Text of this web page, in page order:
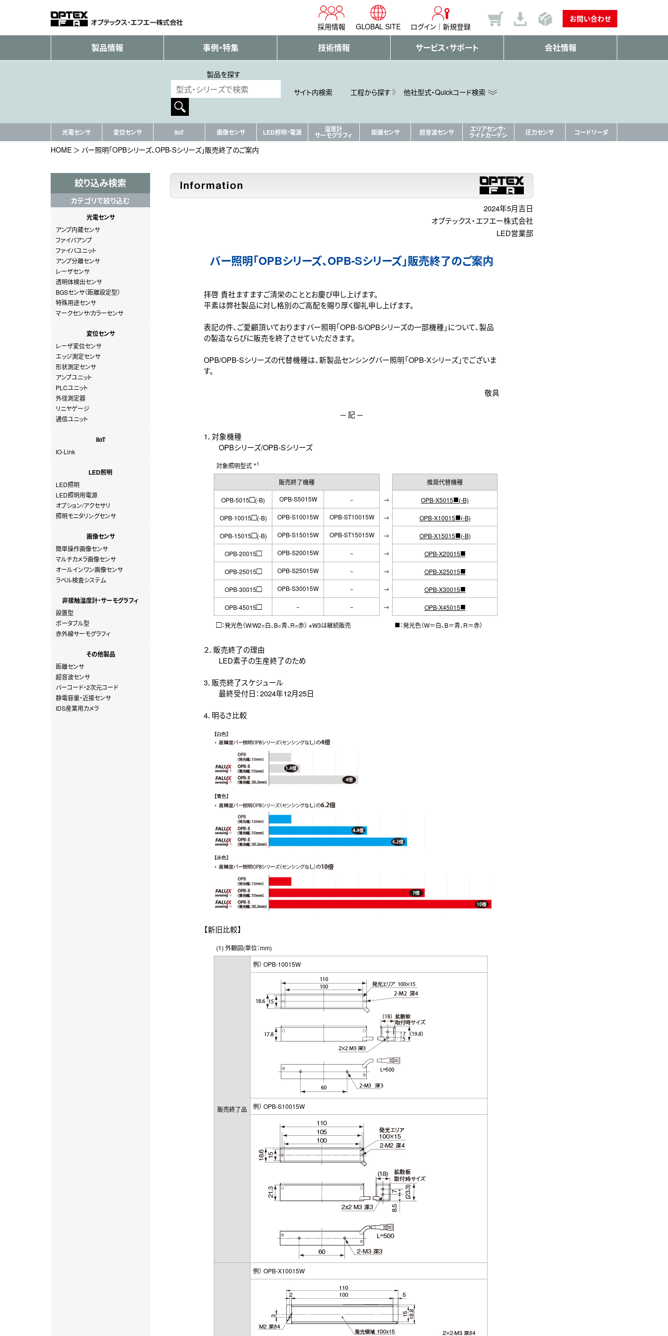
採用情報 GLOBAL SITE ログイン 新規登録
お問い合わせ
製品情報 事例・特集 技術情報 サービス・サポート 会社情報
製品を探す
サイト内検索
工程から探す 他社型式・Quickコード検索
光電センサ 変位センサ IIoT 画像センサ LED照明・電源 温度計
サーモグラフィ 距離センサ 超音波センサ エリアセンサ・
ライトカーテン 圧力センサ コードリーダ
HOME バー照明「OPBシリーズ、OPB-Sシリーズ」販売終了のご案内
絞り込み検索
カテゴリで絞り込む
光電センサ
アンプ内蔵センサ
ファイバアンプ
ファイバユニット
アンプ分離センサ
レーザセンサ
透明体検出センサ
BGSセンサ（距離設定型）
特殊用途センサ
マークセンサ/カラーセンサ
変位センサ
レーザ変位センサ
エッジ測定センサ
形状測定センサ
アンプユニット
PLCユニット
外径測定器
リニヤゲージ
通信ユニット
IIoT
IO-Link
LED照明
LED照明
LED照明用電源
オプション/アクセサリ
照明モニタリングセンサ
画像センサ
簡単操作画像センサ
マルチカメラ画像センサ
オールインワン画像センサ
ラベル検査システム
非接触温度計・サーモグラフィ
設置型
ポータブル型
赤外線サーモグラフィ
その他製品
距離センサ
超音波センサ
バーコード・2次元コード
静電容量・近接センサ
IDS産業用カメラ
2024年5月吉日
オプテックス・エフエー株式会社
LED営業部
バー照明「OPBシリーズ、OPB-Sシリーズ」販売終了のご案内
拝啓 貴社ますますご清栄のこととお慶び申し上げます。
平素は弊社製品に対し格別のご高配を賜り厚く御礼申し上げます。
表記の件、ご愛顧頂いておりますバー照明「OPB-S/OPBシリーズの一部機種」について、製品
の製造ならびに販売を終了させていただきます。
OPB/OPB-Sシリーズの代替機種は、新製品センシングバー照明「OPB-Xシリーズ」でございま
す。
敬具
─ 記 ─
1．対象機種
OPBシリーズ/OPB-Sシリーズ
対象照明型式 ※1
販売終了機種 推奨代替機種
OPB-5015□(-B) OPB-S5015W − → OPB-X5015■(-B)
OPB-10015□(-B) OPB-S10015W OPB-ST10015W → OPB-X10015■(-B)
OPB-15015□(-B) OPB-S15015W OPB-ST15015W → OPB-X15015■(-B)
OPB-20015□ OPB-S20015W − → OPB-X20015■
OPB-25015□ OPB-S25015W − → OPB-X25015■
OPB-30015□ OPB-S30015W − → OPB-X30015■
OPB-45015□ − − → OPB-X45015■
□：発光色（W/W2=白、B=青、R=赤） ※W3は継続販売 ■：発光色（W＝白、B＝青、R＝赤）
２．販売終了の理由
LED素子の生産終了のため
3．販売終了スケジュール
最終受付日：2024年12月25日
4．明るさ比較
【新旧比較】
(1) 外観図(単位：mm)
販売終了品
例） OPB-10015W
例） OPB-S10015W
例） OPB-X10015W